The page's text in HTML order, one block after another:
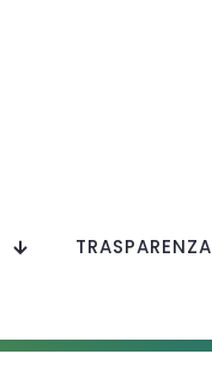
TRASPARENZA